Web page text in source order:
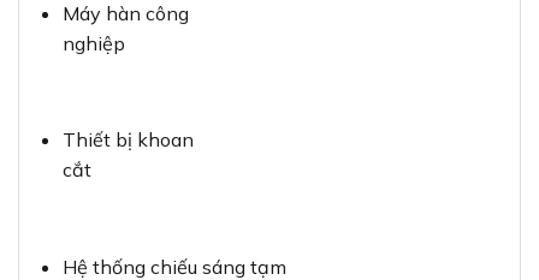
Máy hàn công
nghiệp
Thiết bị khoan
cắt
Hệ thống chiếu sáng tạm